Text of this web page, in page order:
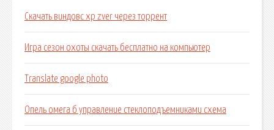
Скачать виндовс хр zver через торрент
Игра сезон охоты скачать бесплатно на компьютер
Translate google photo
Опель омега б управление стеклоподъемниками схема